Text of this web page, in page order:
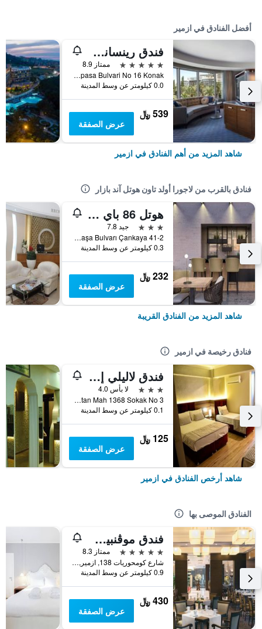
أفضل الفنادق في ازمير
فندق رينسانس أزمير
5 نجوم
ممتاز 8.9
Akdeniz Mah Gaziosmanpasa Bulvari No 16 Konak, ازمير, تركيا
0.0 كيلومتر عن وسط المدينة
539 ﷼
عرض الصفقة
شاهد المزيد من أهم الفنادق في ازمير
فنادق بالقرب من لاجورا أولد تاون هوتل آند بازار
هوتل 86 باي كاتيبوجلو
3 نجوم
جيد 7.8
41-2 Fevzi Paşa Bulvarı Çankaya, ازمير, تركيا
0.3 كيلومتر عن وسط المدينة
232 ﷼
عرض الصفقة
شاهد المزيد من الفنادق القريبة
فنادق رخيصة في ازمير
فندق لاليلي إزمير
3 نجوم
لا بأس 4.0
Ismet Kaptan Mah 1368 Sokak No 3, ازمير, تركيا
0.1 كيلومتر عن وسط المدينة
125 ﷼
عرض الصفقة
شاهد أرخص الفنادق في ازمير
الفنادق الموصى بها
فندق موڤنبيك إزمير
5 نجوم
ممتاز 8.3
شارع كومحوريات 138, ازمير, تركيا
0.9 كيلومتر عن وسط المدينة
430 ﷼
عرض الصفقة